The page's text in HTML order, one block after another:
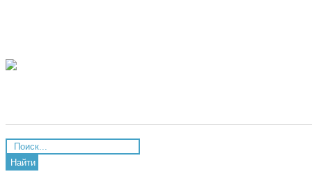
Найти